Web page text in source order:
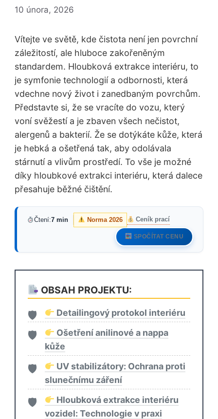
10 února, 2026
Vítejte ve světě, kde čistota není jen povrchní
záležitostí, ale hluboce zakořeněným
standardem. Hloubková extrakce interiéru, to
je symfonie technologií a odbornosti, která
vdechne nový život i zanedbaným povrchům.
Představte si, že se vracíte do vozu, který
voní svěžestí a je zbaven všech nečistot,
alergenů a bakterií. Že se dotýkáte kůže, která
je hebká a ošetřená tak, aby odolávala
stárnutí a vlivům prostředí. To vše je možné
díky hloubkové extrakci interiéru, která dalece
přesahuje běžné čištění.
Čtení:7 min Norma 2026 Ceník prací
SPOČÍTAT CENU
OBSAH PROJEKTU:
Detailingový protokol interiéru
Ošetření anilinové a nappa
kůže
UV stabilizátory: Ochrana proti
slunečnímu záření
Hloubková extrakce interiéru
vozidel: Technologie v praxi